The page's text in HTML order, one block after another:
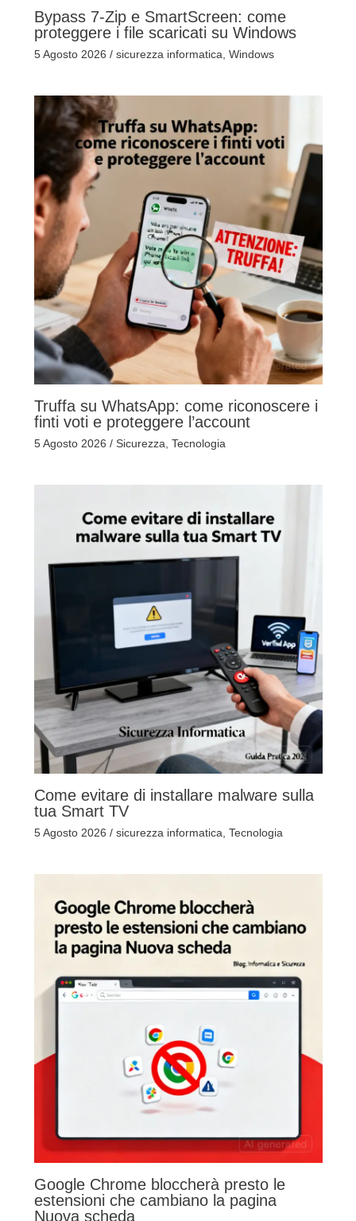
Bypass 7-Zip e SmartScreen: come
proteggere i file scaricati su Windows
5 Agosto 2026 / sicurezza informatica Windows
Truffa su WhatsApp: come riconoscere i
finti voti e proteggere l’account
5 Agosto 2026 / Sicurezza Tecnologia
Come evitare di installare malware sulla
tua Smart TV
5 Agosto 2026 / sicurezza informatica Tecnologia
Google Chrome bloccherà presto le
estensioni che cambiano la pagina
Nuova scheda